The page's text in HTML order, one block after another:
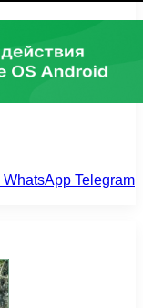
WhatsApp Telegram